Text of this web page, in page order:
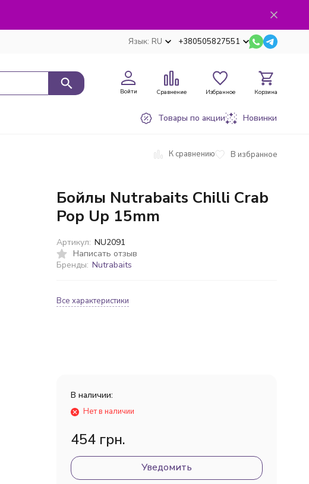
Язык: RU +380505827551
Войти Сравнение Избранное Корзина
Товары по акции Новинки
К сравнению В избранное
Бойлы Nutrabaits Chilli Crab
Pop Up 15mm
Написать отзыв
Бренды: Nutrabaits
Артикул: NU2091
Все характеристики
В наличии:
Нет в наличии
454 грн.
Уведомить